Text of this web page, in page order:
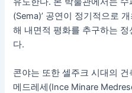
(Sema)’ 공연이 정기적으로
해 내면적 평화를 추구하는
다.
콘야는 또한 셀주크 시대의
메드레세(Ince Minare